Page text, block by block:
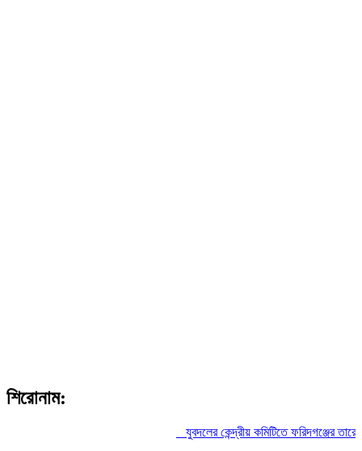
শিরোনাম:
যুবদলের কেন্দ্রীয় কমিটিতে ফরিদগঞ্জের তারেকুর